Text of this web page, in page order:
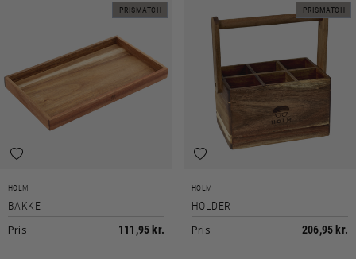
PRISMATCH
HOLM
BAKKE
Pris 111,95 kr.
PRISMATCH
HOLM
HOLDER
Pris 206,95 kr.